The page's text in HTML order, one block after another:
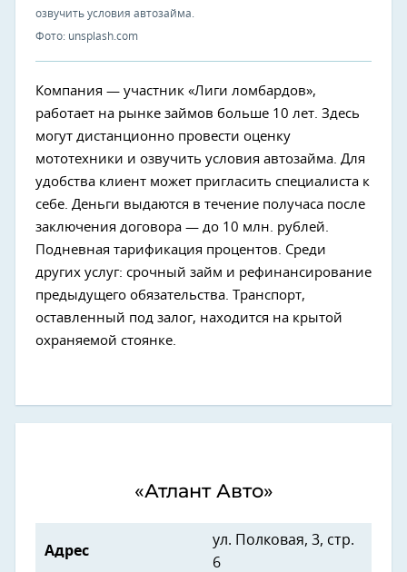
озвучить условия автозайма.
Фото: unsplash.com
Компания — участник «Лиги ломбардов»,
работает на рынке займов больше 10 лет. Здесь
могут дистанционно провести оценку
мототехники и озвучить условия автозайма. Для
удобства клиент может пригласить специалиста к
себе. Деньги выдаются в течение получаса после
заключения договора — до 10 млн. рублей.
Подневная тарификация процентов. Среди
других услуг: срочный займ и рефинансирование
предыдущего обязательства. Транспорт,
оставленный под залог, находится на крытой
охраняемой стоянке.
«Атлант Авто»
Адрес
ул. Полковая, 3, стр.
6